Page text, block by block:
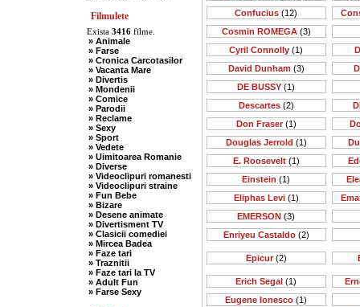
Filmulete
Exista 3416filme.
» Animale
» Farse
» Cronica Carcotasilor
» Vacanta Mare
» Divertis
» Mondenii
» Comice
» Parodii
» Reclame
» Sexy
» Sport
» Vedete
» Uimitoarea Romanie
» Diverse
» Videoclipuri romanesti
» Videoclipuri straine
» Fun Bebe
» Bizare
» Desene animate
» Divertisment TV
» Clasicii comediei
» Mircea Badea
» Faze tari
» Traznitii
» Faze tari la TV
» Adult Fun
» Farse Sexy
Confucius (12)
Cosmin ROMEGA(3)
Cyril Connolly (1)
David Dunham (3)
DE BUSSY (1)
Descartes(2)
Don Fraser(1)
Douglas Jerrold (1)
E. Roosevelt(1)
Einstein (1)
Eliphas Levi(1)
EMERSON (3)
Enriyeu Castaldo(2)
Epicur(2)
Erich Segal (1)
Eugene Ionesco (1)